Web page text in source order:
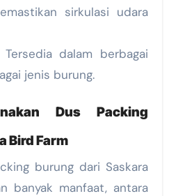
sirkulasi udara
Tersedia dalam berbagai
jenis burung.
Dus Packing
Bird Farm
burung dari Saskara
banyak manfaat, antara